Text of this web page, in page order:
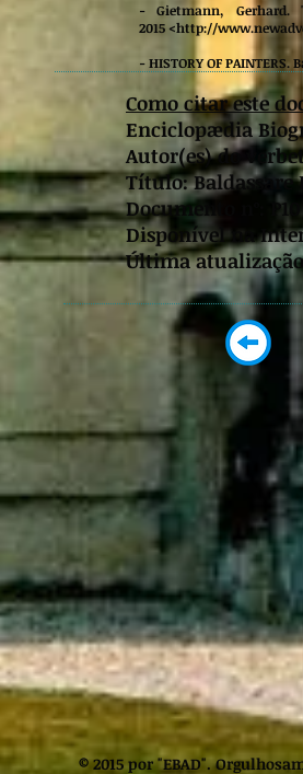
-Gietmann, Gerhard.
2015 <http://
- HISTORY OF
Como citar este
Enciclopædia
Autor(es) do
Título: Baldassare
Documento nº: P10
Disponível na
Última
© 2015 por "EBAD".